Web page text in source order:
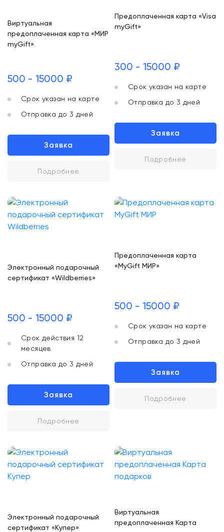
Виртуальная
предоплаченная карта «МИР
myGift»
500 - 15000 ₽
Срок указан на карте
Отправка до 3 дней
Заявка
Подробнее
Предоплаченная карта «Visa
myGift»
300 - 15000 ₽
Срок указан на карте
Отправка до 3 дней
Заявка
Подробнее
Электронный подарочный
сертификат «Wildberries»
500 - 15000 ₽
Срок действия 12
месяцев
Отправка до 3 дней
Заявка
Подробнее
Предоплаченная карта
«MyGift МИР»
500 - 15000 ₽
Срок указан на карте
Отправка до 3 дней
Заявка
Подробнее
Электронный подарочный
сертификат «Купер»
Виртуальная
предоплаченная Карта